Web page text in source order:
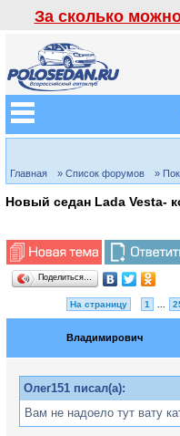
За сколько
Главная » Список форумов »
Новый седан Lada Vesta-
Поделиться…
На страницу 1
Владимирович
Олег151 писал(а):
Вам не надоело тут вату